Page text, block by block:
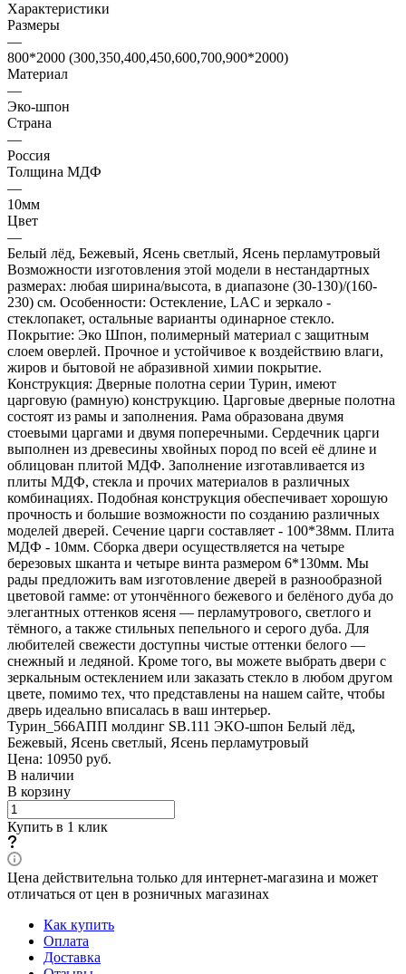
Характеристики
Размеры
—
800*2000 (300,350,400,450,600,700,900*2000)
Материал
—
Эко-шпон
Страна
—
Россия
Толщина МДФ
—
10мм
Цвет
—
Белый лёд, Бежевый, Ясень светлый, Ясень перламутровый
Возможности изготовления этой модели в нестандартных
размерах: любая ширина/высота, в диапазоне (30-130)/(160-
230) см. Особенности: Остекление, LAC и зеркало -
стеклопакет, остальные варианты одинарное стекло.
Покрытие: Эко Шпон, полимерный материал с защитным
слоем оверлей. Прочное и устойчивое к воздействию влаги,
жиров и бытовой не абразивной химии покрытие.
Конструкция: Дверные полотна серии Турин, имеют
царговую (рамную) конструкцию. Царговые дверные полотна
состоят из рамы и заполнения. Рама образована двумя
стоевыми царгами и двумя поперечными. Сердечник царги
выполнен из древесины хвойных пород по всей её длине и
облицован плитой МДФ. Заполнение изготавливается из
плиты МДФ, стекла и прочих материалов в различных
комбинациях. Подобная конструкция обеспечивает хорошую
прочность и большие возможности по созданию различных
моделей дверей. Сечение царги составляет - 100*38мм. Плита
МДФ - 10мм. Сборка двери осуществляется на четыре
березовых шканта и четыре винта размером 6*130мм. Мы
рады предложить вам изготовление дверей в разнообразной
цветовой гамме: от утончённого бежевого и белёного дуба до
элегантных оттенков ясеня — перламутрового, светлого и
тёмного, а также стильных пепельного и серого дуба. Для
любителей свежести доступны чистые оттенки белого —
снежный и ледяной. Кроме того, вы можете выбрать двери с
зеркальным остеклением или заказать стекло в любом другом
цвете, помимо тех, что представлены на нашем сайте, чтобы
дверь идеально вписалась в ваш интерьер.
Турин_566АПП молдинг SB.111 ЭКО-шпон Белый лёд,
Бежевый, Ясень светлый, Ясень перламутровый
Цена: 10950 руб.
В наличии
В корзину
Купить в 1 клик
Цена действительна только для интернет-магазина и может
отличаться от цен в розничных магазинах
Как купить
Оплата
Доставка